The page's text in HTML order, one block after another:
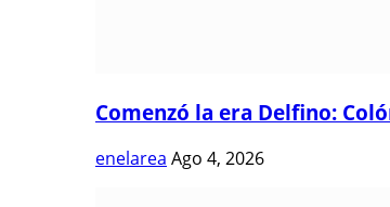
Comenzó la era Delfino:
enelarea Ago 4, 2026